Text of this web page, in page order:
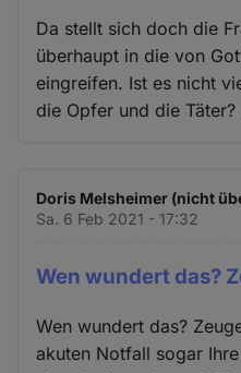
Da stellt sich doch die
überhaupt in die von
eingreifen. Ist es nicht
die Opfer und die Täter?
Doris Melsheimer (nicht
Sa. 6 Feb 2021 - 17:32
Wen wundert das?
Wen wundert das?
akuten Notfall sogar